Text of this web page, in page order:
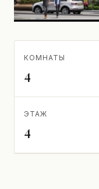
КОМНАТЫ
4
ЭТАЖ
4